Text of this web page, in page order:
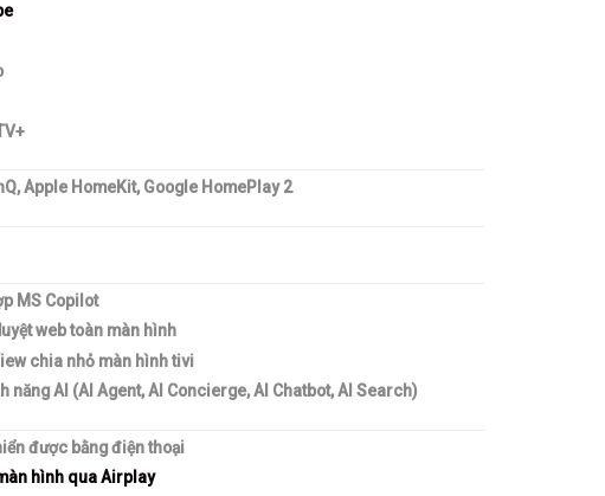
Apple HomeKit, Google HomePlay 2
MS Copilot
web toàn màn hình
chia nhỏ màn hình tivi
năng AI (AI Agent, AI Concierge, AI Chatbot, AI Search)
được bằng điện thoại
hình qua Airplay